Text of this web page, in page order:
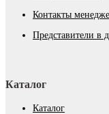
Контакты
Представители в
Каталог
Каталог